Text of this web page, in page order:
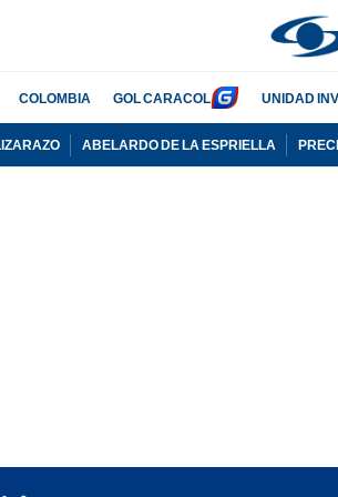
COLOMBIA GOL CARACOL UNIDAD
ABELARDO DE LA ESPRIELLA